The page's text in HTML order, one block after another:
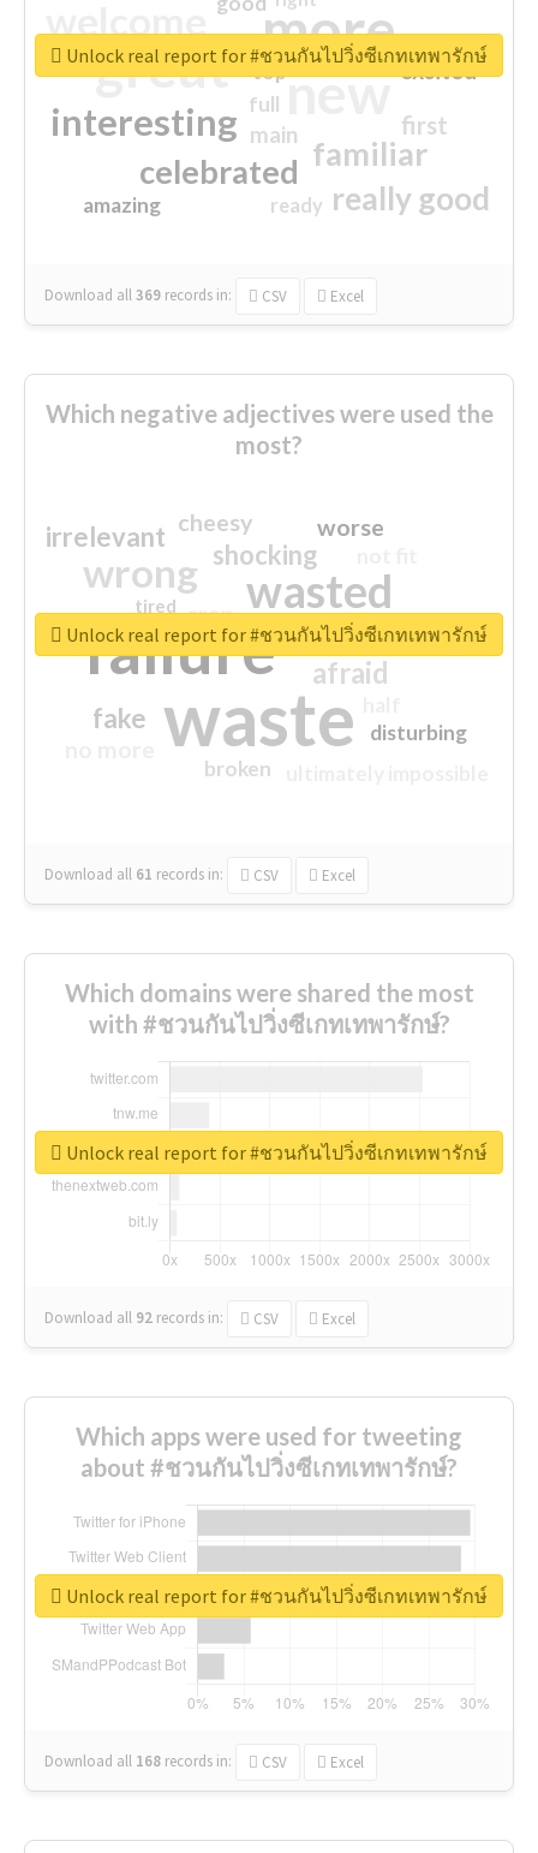
more
great new
interesting
familiar
celebrated
really good
first
excited
main
amazing
top
full
ready
Download all369 records in: CSV Excel
Unlock real report for #ชวนกันไปวิ่งซีเกทเทพารักษ์
Which negative adjectives were used the
most?
waste
failure
wasted
wrong
sorry
afraid
shocking
irrelevant
fake
worse
crap
cheesy
disturbing
closed
broken
tired
Download all 61 records in: CSV Excel
Unlock real report for #ชวนกันไปวิ่งซีเกทเทพารักษ์
Which domains were shared the most
with #ชวนกันไปวิ่งซีเกทเทพารักษ์?
Download all 92 records in: CSV Excel
Unlock real report for #ชวนกันไปวิ่งซีเกทเทพารักษ์
Which apps were used for tweeting
about #ชวนกันไปวิ่งซีเกทเทพารักษ์?
Download all 168 records in: CSV Excel
Unlock real report for #ชวนกันไปวิ่งซีเกทเทพารักษ์